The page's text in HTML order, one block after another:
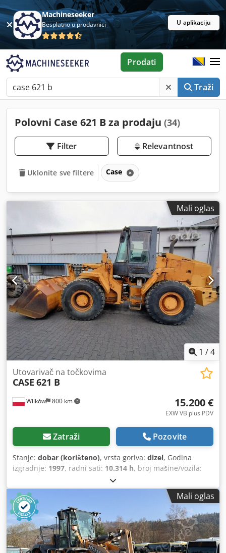
Machineseeker
Besplatno u prodavnici U aplikaciju
Traži
Prodati
Polovni Case 621 B za prodaju (34)
Filter Relevantnost
Uklonite sve filtere Case
Mali oglas
1 /4
Wilków 800 km
Utovarivač na točkovima
CASE 621 B
15.200 €
EXW VB plus PDV
Zatraži Pozovite
Stanje: dobar (korišteno), vrsta goriva: dizel, Godina
izgradnje: 1997, radni sati: 10.314 h, broj mašine/vozila:
Mali oglas